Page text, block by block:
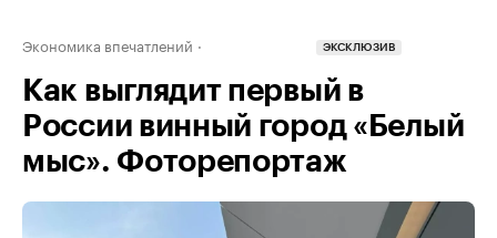
Экономика впечатлений ЭКСКЛЮЗИВ
Как выглядит первый в
России винный город «Белый
мыс». Фоторепортаж